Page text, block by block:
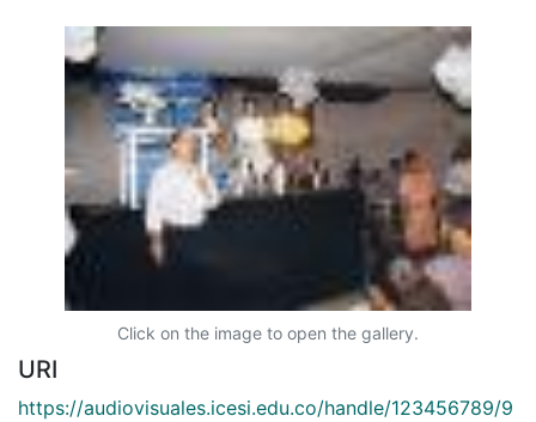
Click on the image to open the gallery.
URI
https://audiovisuales.icesi.edu.co/handle/123456789/9